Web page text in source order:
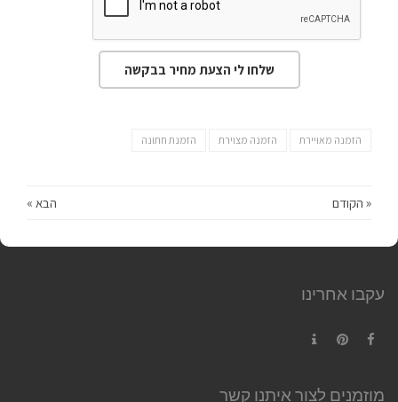
שלחו לי הצעת מחיר בבקשה
הזמנה מאויירת הזמנה מצוירת הזמנת חתונה
« הקודם הבא »
עקבו אחרינו
מוזמנים לצור איתנו קשר